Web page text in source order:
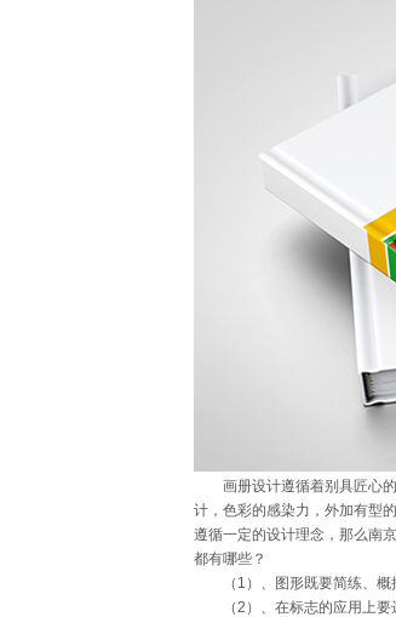
画册设计遵循着别具匠心的
计，色彩的感染力，外加有型
遵循一定的设计理念，那么南
都有哪些？
（1）、图形既要简练、概
（2）、在标志的应用上要达